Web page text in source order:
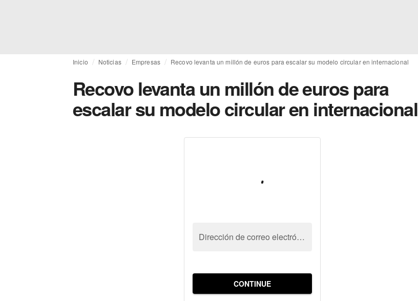
Inicio Noticias Empresas Recovo levanta un millón de euros para escalar su modelo circular en internacional
Recovo levanta un millón de euros para
escalar su modelo circular en internacional
Dirección de correo electrónico
CONTINUE